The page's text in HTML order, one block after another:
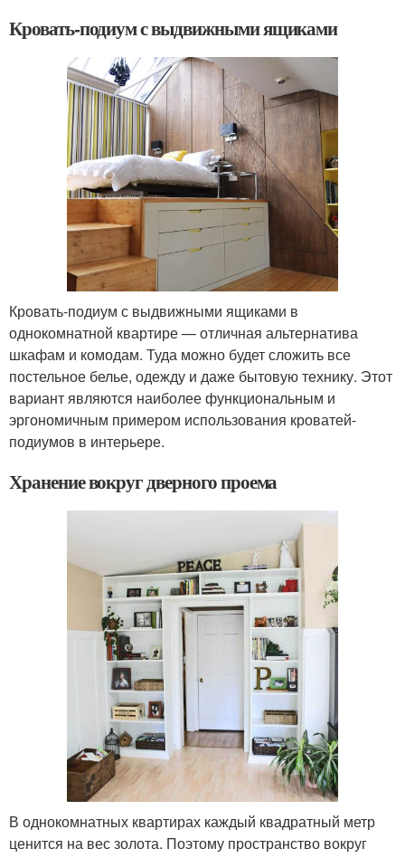
Кровать-подиум с выдвижными ящиками
Кровать-подиум с выдвижными ящиками в
однокомнатной квартире — отличная альтернатива
шкафам и комодам. Туда можно будет сложить все
постельное белье, одежду и даже бытовую технику. Этот
вариант являются наиболее функциональным и
эргономичным примером использования кроватей-
подиумов в интерьере.
Хранение вокруг дверного проема
В однокомнатных квартирах каждый квадратный метр
ценится на вес золота. Поэтому пространство вокруг